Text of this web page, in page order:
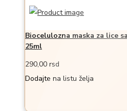
Biocelulozna maska za lice
25ml
290,00 rsd
Dodajte na listu želja